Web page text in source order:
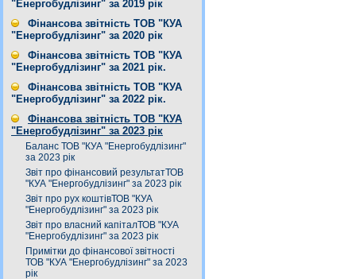
"Енергобудлізинг" за 2019 рік
Фінансова звітність ТОВ "КУА
"Енергобудлізинг" за 2020 рік
Фінансова звітність ТОВ "КУА
"Енергобудлізинг" за 2021 рік.
Фінансова звітність ТОВ "КУА
"Енергобудлізинг" за 2022 рік.
Фінансова звітність ТОВ "КУА
"Енергобудлізинг" за 2023 рік
Баланс ТОВ "КУА "Енергобудлізинг"
за 2023 рік
Звіт про фінансовий результатТОВ
"КУА "Енергобудлізинг" за 2023 рік
Звіт про рух коштівТОВ "КУА
"Енергобудлізинг" за 2023 рік
Звіт про власний капіталТОВ "КУА
"Енергобудлізинг" за 2023 рік
Примітки до фінансової звітності
ТОВ "КУА "Енергобудлізинг" за 2023
рік